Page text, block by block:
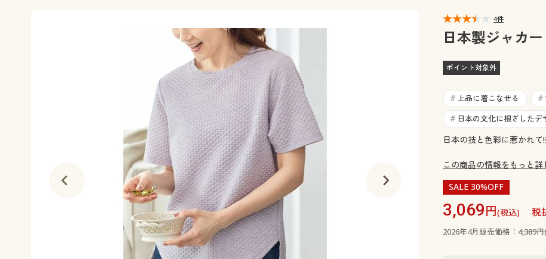
メンズ下着
ジュニア・ティーンズ下着
メンズ下着キッチン・雑貨・日用品
カーテン・ラグ・ファブリック
ジュニ
4件
日本製ジャカ
ポイント対象外
# 上品に着こなせる #
# 日本の文化に根ざしたデ
日本の技と色彩に惹かれて
この商品の情報をもっと詳
SALE 30%OFF
3,069円(税込) 税
2026年4月販売価格： 4,389